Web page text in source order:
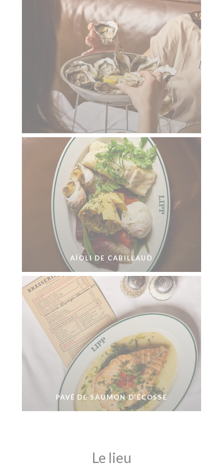
AÏOLI DE CABILLAUD
PAVÉ DE SAUMON D’ÉCOSSE
Le lieu